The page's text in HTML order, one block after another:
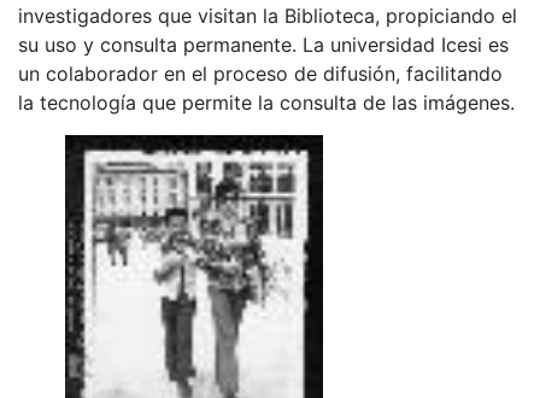
investigadores que visitan la Biblioteca, propiciando el
su uso y consulta permanente. La universidad Icesi es
un colaborador en el proceso de difusión, facilitando
la tecnología que permite la consulta de las imágenes.